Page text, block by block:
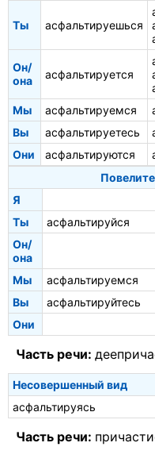
Ты асфальтируешься
Он/
она
асфальтируется
Мы
асфальтируемся
Вы
асфальтируетесь
Они
асфальтируются
Я
Ты
асфальтируйся
Он/
она
Мы
асфальтируемся
Вы
асфальтируйтесь
Они
Часть речи:
Несовершенный вид
асфальтируясь
Часть речи: